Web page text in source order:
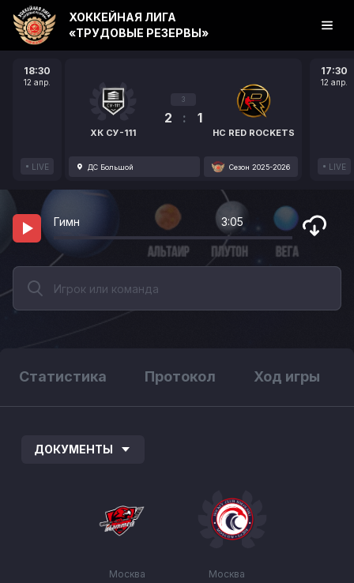
18:30
12 апр.
LIVE
ХК СУ-111
3
2 : 1
HC RED ROCKETS
ДС Большой Сезон 2025-2026
17:30
12 апр.
LIVE
ХОККЕЙНАЯ ЛИГА
«ТРУДОВЫЕ РЕЗЕРВЫ»
Гимн 3:05
Статистика Протокол Ход игры
ДОКУМЕНТЫ
Москва Москва